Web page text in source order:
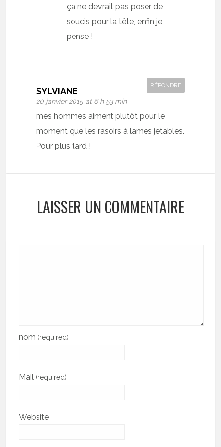
ça ne devrait pas poser de
soucis pour la tête, enfin je
pense !
SYLVIANE
20 janvier 2015 at 6 h 53 min
RÉPONDRE
mes hommes aiment plutôt pour le
moment que les rasoirs à lames jetables.
Pour plus tard !
LAISSER UN COMMENTAIRE
nom (required)
Mail (required)
Website